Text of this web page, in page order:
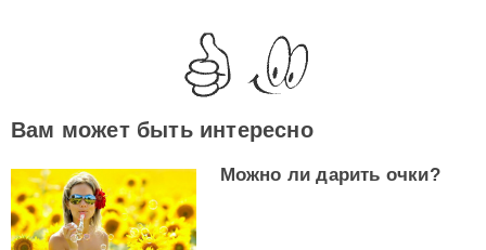
Вам может быть интересно
Можно ли дарить очки?